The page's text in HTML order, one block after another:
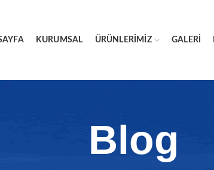
KURUMSAL ÜRÜNLERIMIZ GALERI
Blog